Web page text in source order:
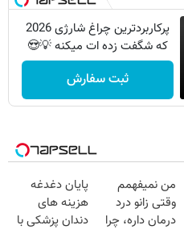
پرکاربردترین چراغ شارژی 2026
که شگفت زده ات میکنه 💡😍
ثبت سفارش
من نمیفهمم
وقتی زانو درد
درمان داره، چرا
پایان دغدغه
هزینه های
دندان پزشکی با